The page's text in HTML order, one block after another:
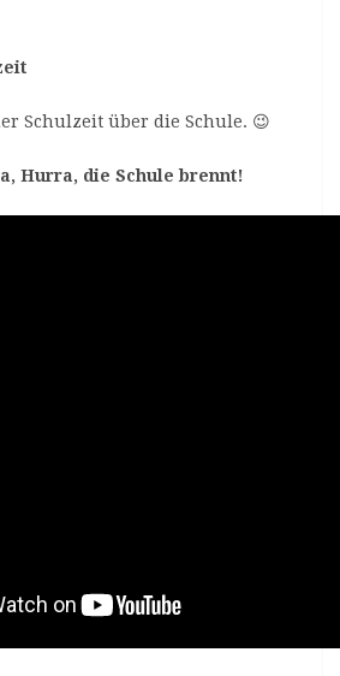
Schulzeit über die Schule. 😉
Hurra, die Schule brennt!